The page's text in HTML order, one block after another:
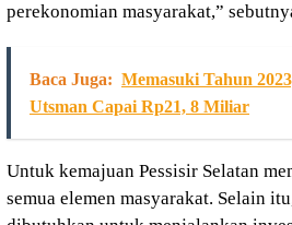
perekonomian masyarakat,”
Baca Juga: Memasuki Tahun
Utsman Capai Rp21, 8 Miliar
Untuk kemajuan Pessisir Selatan
semua elemen masyarakat. Selain